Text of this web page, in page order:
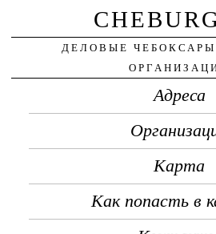
ДЕЛОВЫЕ
Адреса
Карта
Как попасть в